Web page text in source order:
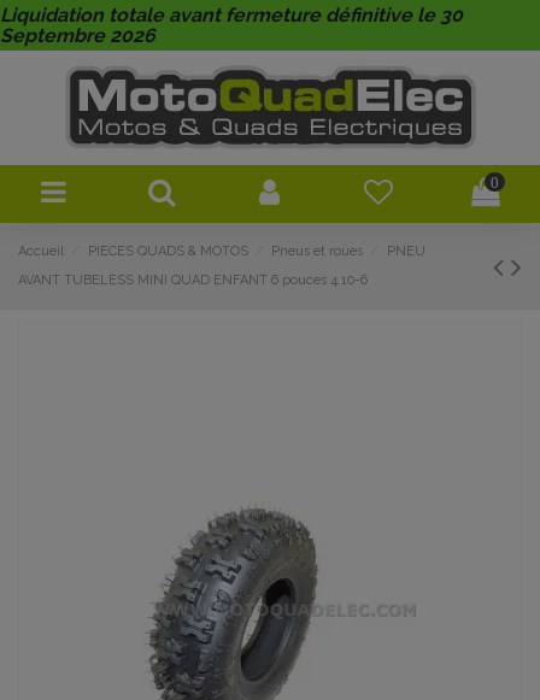
Liquidation totale avant fermeture définitive le 30
Septembre 2026
0
Accueil PIECES QUADS & MOTOS Pneus et roues
PNEU
AVANT TUBELESS MINI QUAD ENFANT 6 pouces 4.10-6